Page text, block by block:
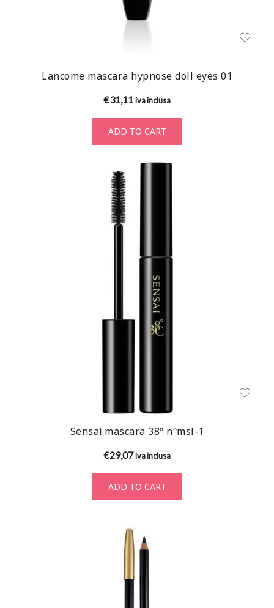
Lancome mascara hypnose doll eyes 01
€31,11iva inclusa
ADD TO CART
Sensai mascara 38º nºmsl-1
€29,07iva inclusa
ADD TO CART